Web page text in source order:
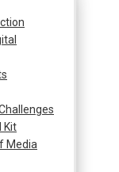
Kit
Media